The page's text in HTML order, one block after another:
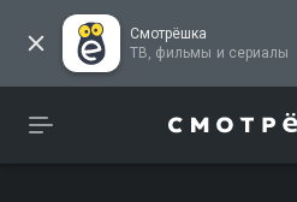
Смотрёшка
ТВ, фильмы и сериалы